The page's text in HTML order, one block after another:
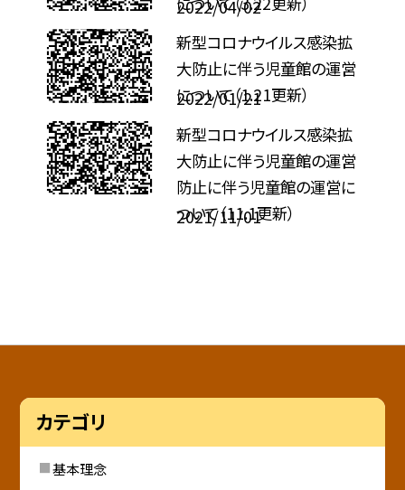
2022/04/02
新型コロナウイルス感染拡
大防止に伴う児童館の運営
について（1.21更新）
2022/01/21
新型コロナウイルス感染拡
大防止に伴う児童館の運営
防止に伴う児童館の運営に
ついて（11.1更新）
2021/11/01
カテゴリ
基本理念